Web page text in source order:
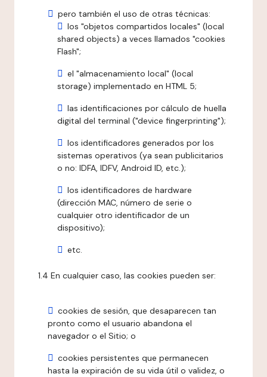
pero también el uso de otras técnicas:
los "objetos compartidos locales" (local
shared objects) a veces llamados "cookies
Flash";
el "almacenamiento local" (local
storage) implementado en HTML 5;
las identificaciones por cálculo de huella
digital del terminal ("device fingerprinting");
los identificadores generados por los
sistemas operativos (ya sean publicitarios
o no: IDFA, IDFV, Android ID, etc.);
los identificadores de hardware
(dirección MAC, número de serie o
cualquier otro identificador de un
dispositivo);
etc.
1.4 En cualquier caso, las cookies pueden ser:
cookies de sesión, que desaparecen tan
pronto como el usuario abandona el
navegador o el Sitio; o
cookies persistentes que permanecen
hasta la expiración de su vida útil o validez, o